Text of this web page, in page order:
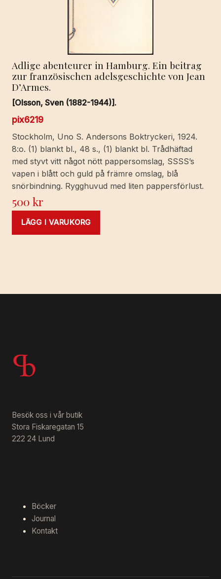
Adlige abenteurer in Hamburg. Ein beitrag
zur französischen adelsgeschichte von Jean
D’Armes.
[Olsson, Sven (1882-1944)].
pix6219
Stockholm, Uno S. Andersons Boktryckeri, 1924.
8:o. (1) blankt bl., 48 s., (1) blankt bl. Trådhäftad
med styvt vitt något nött pappersomslag, SSSS’s
vapen i blått och guld på främre omslag, blå
snörbindning. Rygghuvud med liten pappersförlust.
500kr
LÄGG I VARUKORG
Besök oss i vår butik
Stora Fiskaregatan 15
222 24 Lund
Böcker
Journal
Kontakt